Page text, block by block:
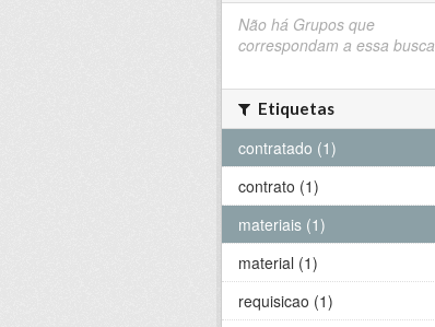
Não há Grupos que
correspondam a essa busca
Etiquetas
contratado (1)
contrato (1)
materiais (1)
material (1)
requisicao (1)